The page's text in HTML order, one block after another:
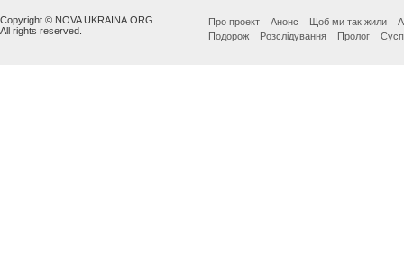
Copyright © NOVA UKRAINA.ORG
All rights reserved.
Про проект Анонс Щоб ми так жили
Подорож
Розслідування Пролог